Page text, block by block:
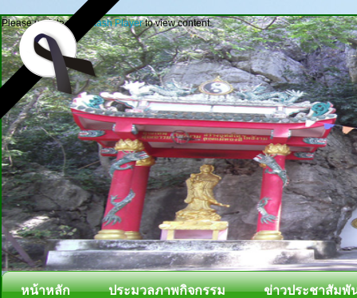
Please update your Flash Playerto view content.
หน้าหลัก ประมวลภาพกิจกรรม ข่าวประชาสัมพั